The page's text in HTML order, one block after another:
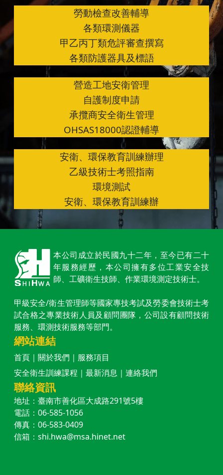
勞動檢查改善輔導
各類環測儀器
甲乙丙丁類危評審查撰寫
各類防護器具及標語
營造工地安衛管理
自護制度申請
承攬商安全衛生管理
OHSAS18000認證輔導
安衛、環保教育訓練辦理
乙級技術士考照指南
環境測試
安衛、環保教育訓練辦
本公司成立於民國九十二年，至今已有二十
年服務經歷，本公司擁有多位工業安全技
師、工礦衛生技師、作業環境測定技術士。
甲級安全/衛生管理師等國家專技考試及勞委會技術士考
試合格之專業技術人員及顧問團隊，公司設有顧問技術
服務、環測技術服務等部門。
網站連結
首頁 ｜ 關於我們 ｜ 服務項目
安全衛生訓練課程 ｜ 最新消息 ｜ 連絡我們
聯絡資訊
地址：臺南市善化區大成路291號5樓
電話：06-585-1056
傳真：06-583-0409
信箱：shi.hwa@msa.hinet.net